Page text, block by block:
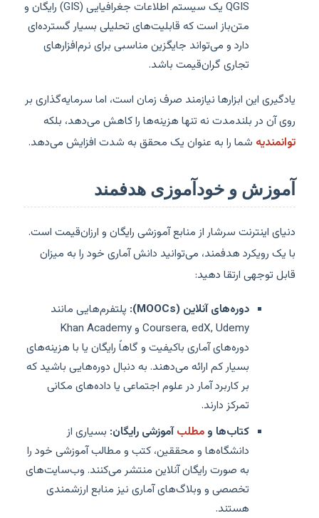
QGIS یک سیستم اطلاعات جغرافیایی (GIS) رایگان و
متن‌باز است که قابلیت‌های تحلیلی بسیار گسترده‌ای
دارد و می‌تواند جایگزین مناسبی برای نرم‌افزارهای
تجاری گران‌قیمت باشد.
یادگیری این ابزارها نیازمند صرف زمان است، اما سرمایه‌گذاری بر
روی آن در بلندمدت نه تنها هزینه‌ها را کاهش می‌دهد، بلکه
توانمندیهشما را به عنوان یک محقق به شدت افزایش می‌دهد.
آموزش و خودآموزی هدفمند
دنیای اینترنت سرشار از منابع آموزشی رایگان و ارزان‌قیمت است.
با یک رویکرد هدفمند، می‌توانید دانش آماری خود را به میزان
قابل توجهی ارتقا دهید:
دوره‌های آنلاین (MOOCs):
پلتفرم‌هایی مانند
Coursera, edX, Udemy و Khan Academy
دوره‌های آماری باکیفیت و گاهاً رایگان یا با هزینه‌های
بسیار کم ارائه می‌دهند. به دنبال دوره‌هایی باشید که
بر کاربرد آمار در علوم اجتماعی یا داده‌های مکانی
تمرکز دارند.
کتاب‌ها ومطلبآموزشی رایگان:بسیاری از
دانشگاه‌ها و محققین، کتب و مطالب آموزشی خود را
به صورت رایگان آنلاین منتشر می‌کنند. وب‌سایت‌های
تخصصی و وبلاگ‌های آماری نیز منابع ارزشمندی
هستند.